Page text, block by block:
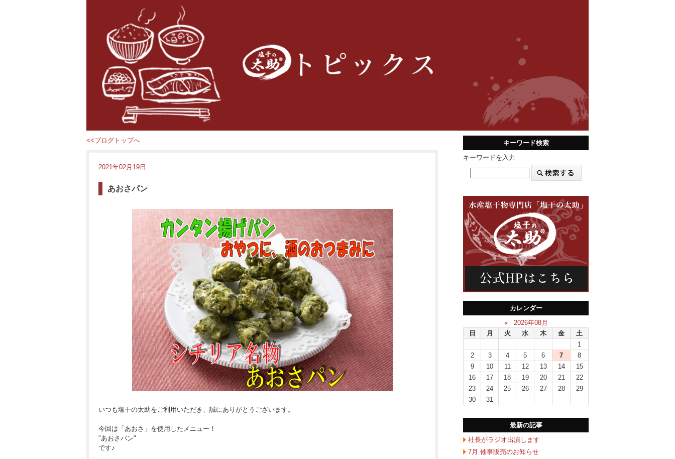
<<ブログトップへ
2021年02月19日
あおさパン
いつも塩干の太助をご利用いただき、誠にありがとうございます。
今回は「あおさ」を使用したメニュー！
"あおさパン"
です♪
キーワード検索
キーワードを入力
カレンダー
«
2026年08月
日
月 火 水 木 金
土
1
2
3 4 5 6 7
8
9
10 11 12 13 14
15
16
17 18 19 20 21
22
23
24 25 26 27 28
29
30
31
最新の記事
社長がラジオ出演します
7月 催事販売のお知らせ